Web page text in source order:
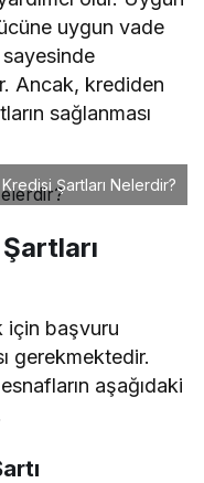
uygun vade
Ancak, krediden
sağlanması
Şartları Nelerdir?
için başvuru
gerekmektedir.
aşağıdaki